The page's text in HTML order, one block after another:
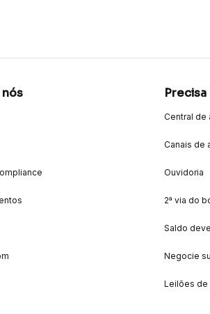
Central de
Canais de
Ouvidoria
2ª via do
Saldo
Negocie
Leilões de